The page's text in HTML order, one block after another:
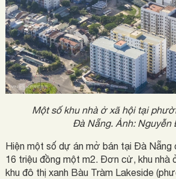
Một số khu nhà ở xã hội tại
Đà Nẵng. Ảnh: Nguyễn
Hiện một số dự án mở bán tại Đà Nẵng
16 triệu đồng một m2. Đơn cử, khu nhà
khu đô thị xanh Bàu Tràm Lakeside